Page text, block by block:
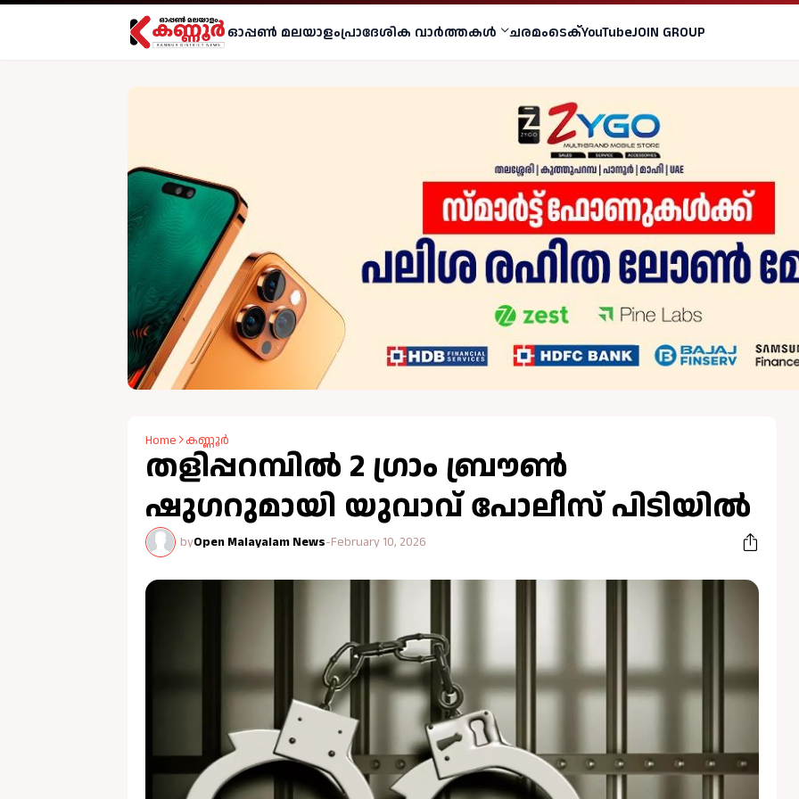
ഓപ്പണ്‍ മലയാളംപ്രാദേശിക വാര്‍ത്തകള്‍ ചരമംടെക്YouTubeJOIN GROUP
Home കണ്ണൂർ
തളിപ്പറമ്പിൽ 2 ഗ്രാം ബ്രൗൺ
ഷുഗറുമായി യുവാവ് പോലീസ് പിടിയിൽ
byOpen Malayalam News-February 10, 2026